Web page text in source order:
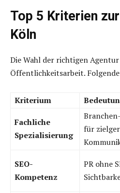
Top 5 Kriterien
Köln
Die Wahl der richtigen
Öffentlichkeitsarbeit.
Kriterium
Fachliche
Spezialisierung
für
SEO-
Kompetenz
PR ohne